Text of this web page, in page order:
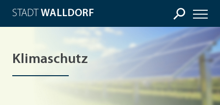
STADT WALLDORF
Klimaschutz